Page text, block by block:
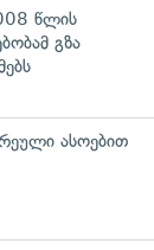
წლის
გზა
ასოებით